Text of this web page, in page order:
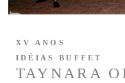
TAYNARA
XV ANOS
IDÉIAS BUFFET